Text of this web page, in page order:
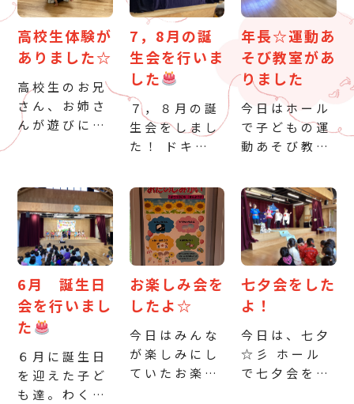
高校生体験が
ありました☆
高校生のお兄
さん、お姉さ
んが遊びにき
だり、ホール
でじゃんけん
列車や触れ合
い遊びをしま
した♪ 最初
は少し緊張気
味の子ども達
でしたが、遊
んでいる中で
少しずつ緊張
も解れ「もっ
7，8月の誕
生会を行いま
した
７，８月の誕
生会をしまし
た！ ドキド
自分の名前や
何歳になった
のかも大きな
声で言えまし
た
お楽しみ
は”ひよっ
こ”さんの人
形劇でした
『ぐりとぐら
のえんそく』
や『ぞうくん
年長☆運動あ
そび教室があ
りました
今日はホール
で子どもの運
動あそび教室
た！ しっか
りストレッチ
をして準備ば
っちり
両足
でジャンプし
たり、ロープ
の下をらっこ
になりきって
くぐったり…
身体を十分に
動かして楽し
6月 誕生日
会を行いまし
た
６月に誕生日
を迎えた子ど
も達。わくわ
お楽しみ会を
したよ☆
今日はみんな
が楽しみにし
ていたお楽し
七夕会をした
よ！
今日は、七夕
☆彡 ホール
で七夕会をし